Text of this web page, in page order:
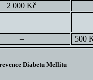
2 000 Kč
–
– 500
Diabetu Mellitu